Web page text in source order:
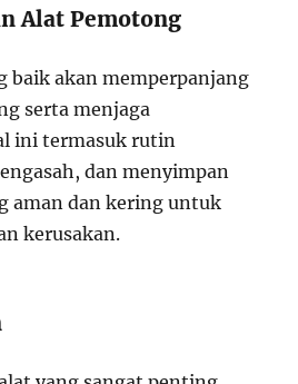
Alat Pemotong
baik akan memperpanjang
serta menjaga
ini termasuk rutin
dan menyimpan
aman dan kering untuk
kerusakan.